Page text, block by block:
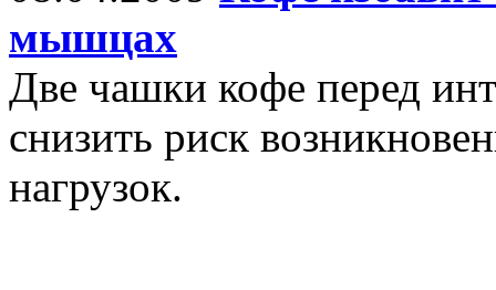
мышцах
Две чашки кофе перед
снизить риск
нагрузок.